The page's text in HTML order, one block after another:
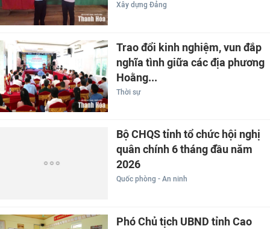
Xây dựng Đảng
Trao đổi kinh nghiệm, vun đắp
nghĩa tình giữa các địa phương
Hoằng...
Thời sự
Bộ CHQS tỉnh tổ chức hội nghị
quân chính 6 tháng đầu năm
2026
Quốc phòng - An ninh
Phó Chủ tịch UBND tỉnh Cao